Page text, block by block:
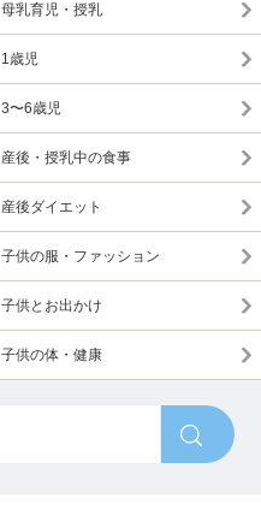
母乳育児・授乳
1歳児
3〜6歳児
産後・授乳中の食事
産後ダイエット
子供の服・ファッション
子供とお出かけ
子供の体・健康